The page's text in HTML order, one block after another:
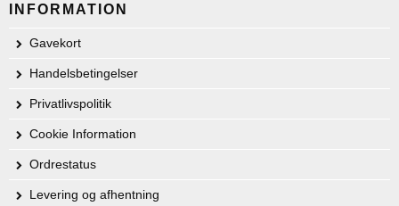
INFORMATION
Gavekort
Handelsbetingelser
Privatlivspolitik
Cookie Information
Ordrestatus
Levering og afhentning